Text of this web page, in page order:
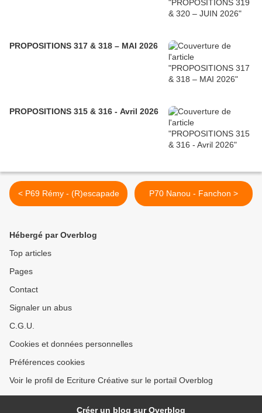
PROPOSITIONS 317 & 318 – MAI 2026
PROPOSITIONS 315 & 316 - Avril 2026
< P69 Rémy - (R)escapade P70 Nanou - Fanchon >
Hébergé par Overblog
Top articles
Pages
Contact
Signaler un abus
C.G.U.
Cookies et données personnelles
Préférences cookies
Voir le profil de Ecriture Créative sur le portail Overblog
Créer un blog sur Overblog